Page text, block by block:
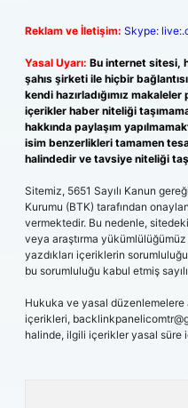
Reklam ve İletişim: Skype:
Yasal Uyarı: Bu internet sitesi,
şahıs şirketi ile hiçbir
kendi hazırladığımız
içerikler haber niteliği
hakkında paylaşım
isim benzerlikleri tamamen
halindedir ve tavsiye niteliği
Sitemiz, 5651 Sayılı Kanun
Kurumu (BTK) tarafından
vermektedir. Bu nedenle,
veya araştırma
yazdıkları içeriklerin
bu sorumluluğu kabul etmiş
Hukuka ve yasal düzenlemelere
içerikleri,
halinde, ilgili içerikler yasal süre